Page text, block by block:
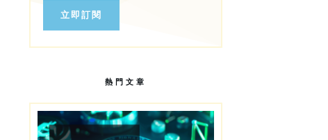
立即訂閱
熱門文章